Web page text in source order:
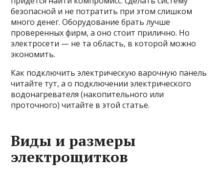
безопасной и не потратить при этом слишком
много денег. Оборудование брать лучше
проверенных фирм, а оно стоит прилично. Но
электросети — не та область, в которой можно
экономить.
Как подключить электрическую варочную панель
читайте тут, а о подключении электрического
водонагревателя (накопительного или
проточного) читайте в этой статье.
Виды и размеры
электрощитков